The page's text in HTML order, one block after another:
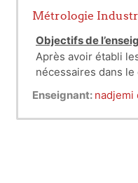
Métrologie
Objectifs de
Après avoir établi
nécessaires dans
Enseignant: nadjemi